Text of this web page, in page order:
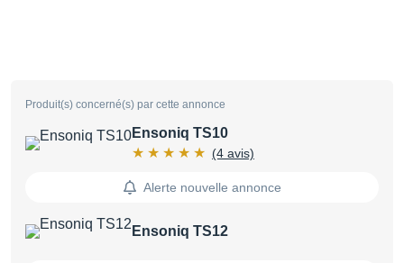
Produit(s) concerné(s) par cette annonce
Ensoniq TS10
(4 avis)
Alerte nouvelle annonce
Ensoniq TS12